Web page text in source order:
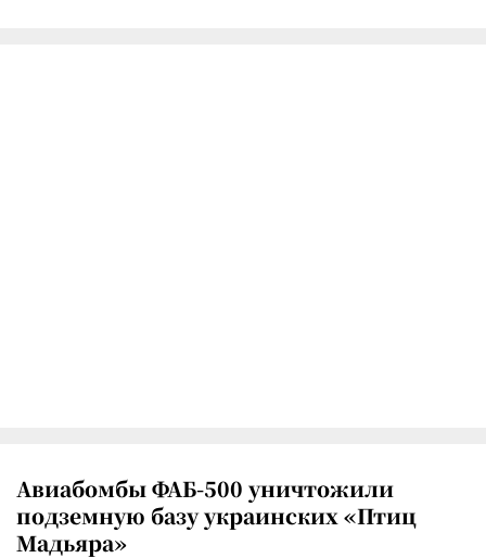
Авиабомбы ФАБ-500 уничтожили
подземную базу украинских «Птиц
Мадьяра»